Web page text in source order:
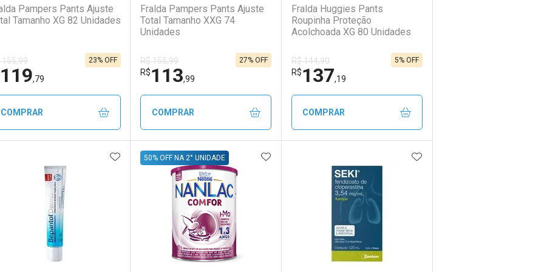
Pampers Pants Ajuste
Tamanho XG 82 Unidades
155,99
119,79
23% OFF
COMPRAR
FECHAR
FECHAR
Menos
Fralda Pampers Pants Ajuste
Total Tamanho XXG 74
Unidades
R$ 155,99
R$113,99
27% OFF
COMPRAR
FECHAR
Laboratório
FECHAR
Por Menos
Fralda Huggies Pants
Roupinha Proteção
Acolchoada XG 80 Unidades
R$ 144,90
R$137,19
5% OFF
COMPRAR
FECHAR
Laboratório
FECHAR
Por Menos
ADICIONAR AOS FAVORITOS
50% OFF NA 2° UNIDADE ADICIONAR AOS FAVORITOS ADICIONAR AOS